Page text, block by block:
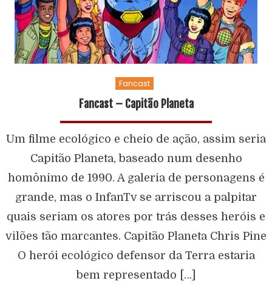
Fancast
Fancast – Capitão Planeta
Um filme ecológico e cheio de ação, assim seria
Capitão Planeta, baseado num desenho
homônimo de 1990. A galeria de personagens é
grande, mas o InfanTv se arriscou a palpitar
quais seriam os atores por trás desses heróis e
vilões tão marcantes. Capitão Planeta Chris Pine
O herói ecológico defensor da Terra estaria
bem representado […]